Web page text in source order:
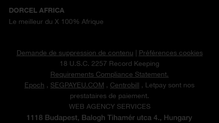
DORCEL AFRICA
Le meilleur du X 100% Afrique
Demande de suppression de contenu | Préférences cookies
18 U.S.C. 2257 Record Keeping
Requirements Compliance Statement.
Epoch , SEGPAYEU.COM , Centrobill , Letpay sont nos
prestataires de paiement.
WEB AGENCY SERVICES